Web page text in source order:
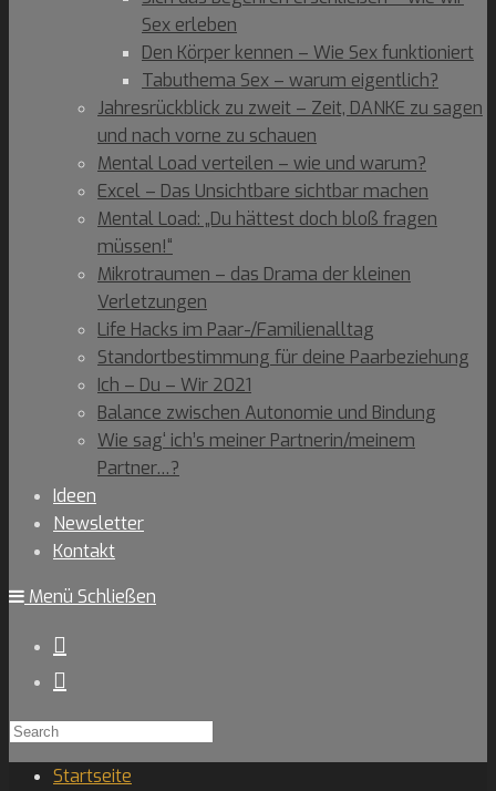
Sex erleben
Den Körper kennen – Wie Sex funktioniert
Tabuthema Sex – warum eigentlich?
Jahresrückblick zu zweit – Zeit, DANKE zu sagen
und nach vorne zu schauen
Mental Load verteilen – wie und warum?
Excel – Das Unsichtbare sichtbar machen
Mental Load: „Du hättest doch bloß fragen
müssen!“
Mikrotraumen – das Drama der kleinen
Verletzungen
Life Hacks im Paar-/Familienalltag
Standortbestimmung für deine Paarbeziehung
Ich – Du – Wir 2021
Balance zwischen Autonomie und Bindung
Wie sag‘ ich’s meiner Partnerin/meinem
Partner…?
Ideen
Newsletter
Kontakt
Menü Schließen
Search
for:
Startseite